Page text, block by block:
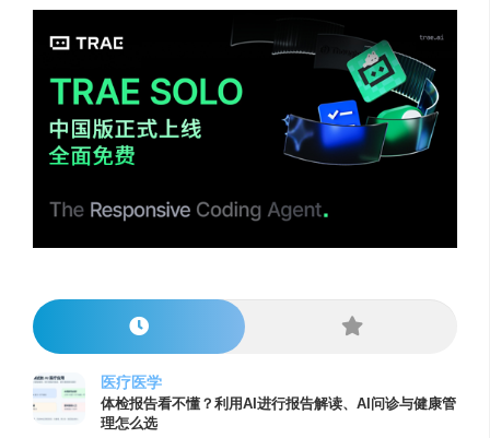
医疗医学
体检报告看不懂？利用AI进行报告解读、AI问诊与健康管
理怎么选